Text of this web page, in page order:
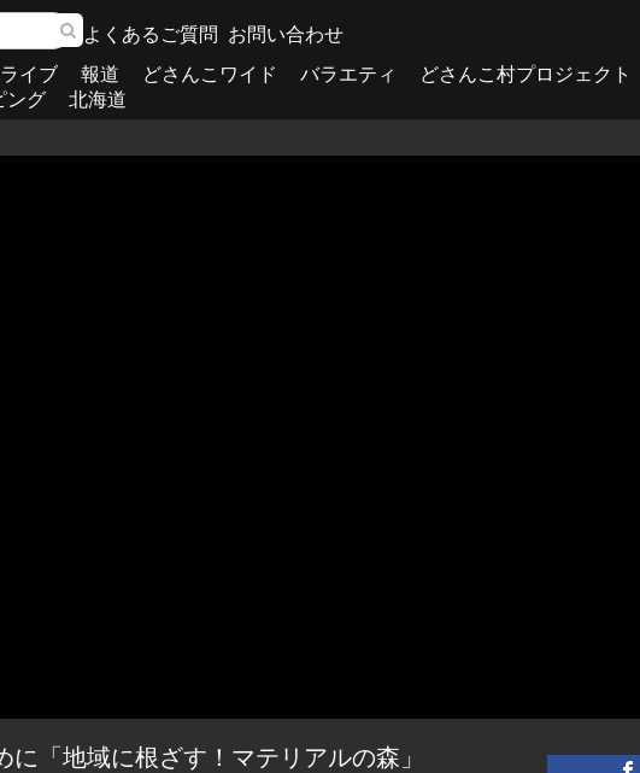
よくあるご質問 お問い合わせ
イブ 報道 どさんこワイド バラエティ どさんこ村プロジェクト
ング
北海道
「地域に根ざす！マテリアルの森」